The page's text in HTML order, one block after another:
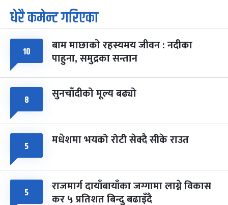
७
आइत
पूर्णिमा व्रत
चैत्र ७, २०८३-Mar 21, 2027
८
सोम
फागुपूर्णिमा
चैत्र ८, २०८३- Mar 22, 2027
७ महिना बाँकी
धेरै कमेन्ट गरिएका
१० बाम माछाको रहस्यमय जीवन : नदीका
पाहुना, समुद्रका सन्तान
८ सुनचाँदीको मूल्य बढ्यो
५ मधेशमा भयको रोटी सेक्दै सीके राउत
५ राजमार्ग दायाँबायाँका जग्गामा लाग्ने विकास
कर ५ प्रतिशत बिन्दु बढाइँदै